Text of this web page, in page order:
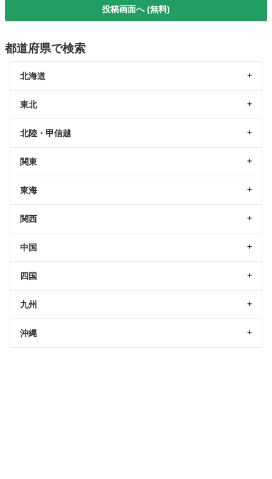
投稿画面へ (無料)
都道府県で検索
北海道
東北
北陸・甲信越
関東
東海
関西
中国
四国
九州
沖縄